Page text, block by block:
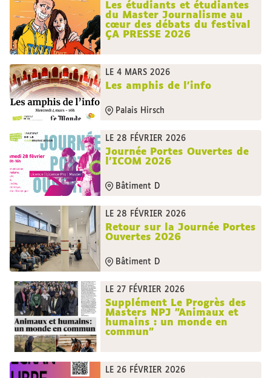
Les étudiants et étudiantes
du Master Journalisme au
cœur des débats du festival
ÇA PRESSE 2026
LE 4 MARS 2026
Les amphis de l'info
Palais Hirsch
LE 28 FÉVRIER 2026
Journée Portes Ouvertes de
l'ICOM 2026
Bâtiment D
LE 28 FÉVRIER 2026
Retour sur la Journée Portes
Ouvertes 2026
Bâtiment D
LE 27 FÉVRIER 2026
Supplément Le Progrès des
Masters NPJ "Animaux et
humains : un monde en
commun"
LE 26 FÉVRIER 2026